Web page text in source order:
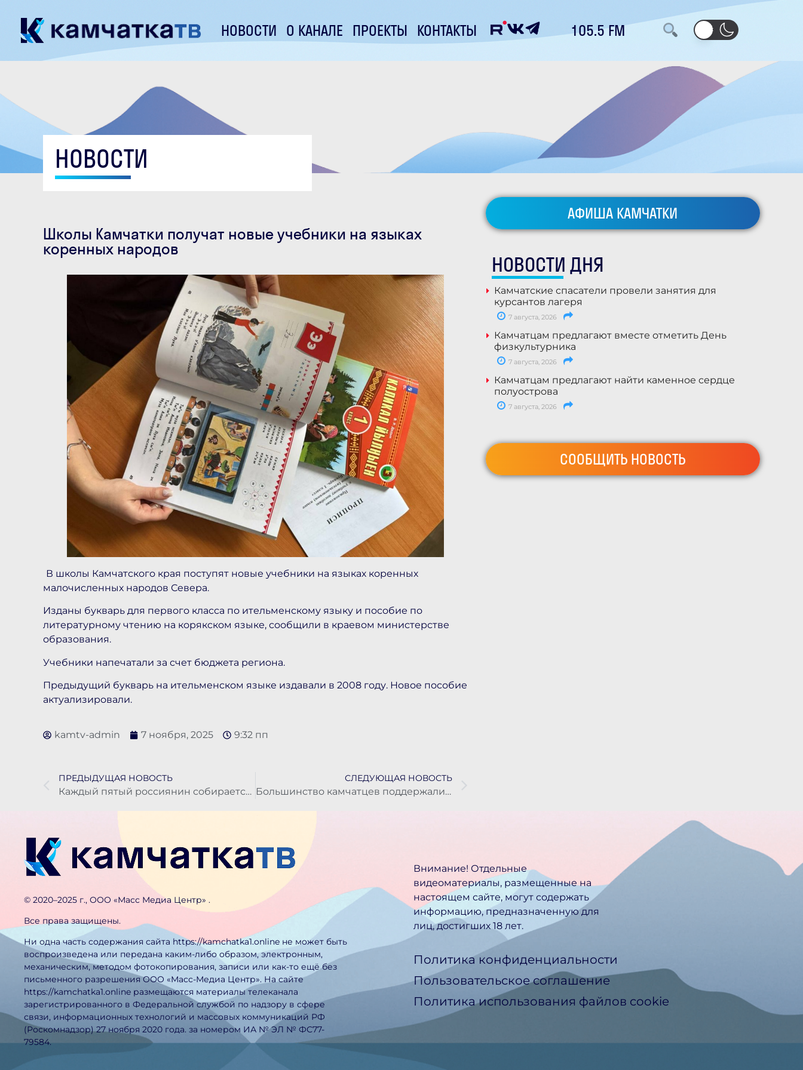
НОВОСТИ О КАНАЛЕ ПРОЕКТЫ КОНТАКТЫ 105.5 FM
НОВОСТИ
Школы Камчатки получат новые учебники на языках
коренных народов
В школы Камчатского края поступят новые учебники на языках коренных
малочисленных народов Севера.
Изданы букварь для первого класса по ительменскому языку и пособие по
литературному чтению на корякском языке, сообщили в краевом министерстве
образования.
Учебники напечатали за счет бюджета региона.
Предыдущий букварь на ительменском языке издавали в 2008 году. Новое пособие
актуализировали.
kamtv-admin 7 ноября, 2025 9:32 пп
ПРЕДЫДУЩАЯ НОВОСТЬ
Каждый пятый россиянин собирается приобрести автомобиль в течение ближайших шести месяцев
СЛЕДУЮЩАЯ НОВОСТЬ
Большинство камчатцев поддержали выплаты за неиспользованный отпуск
АФИША КАМЧАТКИ
НОВОСТИ ДНЯ
Камчатские спасатели провели занятия для
курсантов лагеря
7 августа, 2026
Камчатцам предлагают вместе отметить День
физкультурника
7 августа, 2026
Камчатцам предлагают найти каменное сердце
полуострова
7 августа, 2026
СООБЩИТЬ НОВОСТЬ
©️ 2020–2025 г., ООО «Масс Медиа Центр» .
Все права защищены.
Ни одна часть содержания сайта https://kamchatka1.online не может быть
воспроизведена или передана каким-либо образом, электронным,
механическим, методом фотокопирования, записи или как-то ещё без
письменного разрешения ООО «Масс-Медиа Центр». На сайте
https://kamchatka1.online размещаются материалы телеканала
зарегистрированного в Федеральной службой по надзору в сфере
связи, информационных технологий и массовых коммуникаций РФ
(Роскомнадзор) 27 ноября 2020 года. за номером ИА № ЭЛ № ФС77-
79584.
Внимание! Отдельные
видеоматериалы, размещенные на
настоящем сайте, могут содержать
информацию, предназначен­ную для
лиц, достигших 18 лет.
Политика конфиденциальности
Пользовательское соглашение
Политика использования файлов cookie